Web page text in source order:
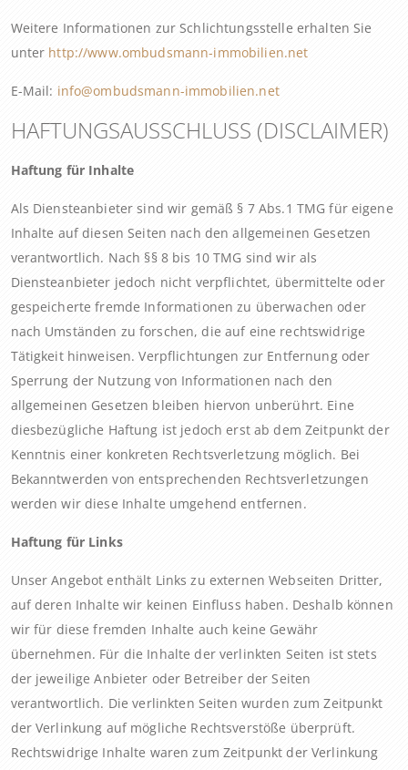
Weitere Informationen zur Schlichtungsstelle erhalten Sie
unter http://www.ombudsmann-immobilien.net
E-Mail: info@ombudsmann-immobilien.net
HAFTUNGSAUSSCHLUSS (DISCLAIMER)
Haftung für Inhalte
Als Diensteanbieter sind wir gemäß § 7 Abs.1 TMG für eigene
Inhalte auf diesen Seiten nach den allgemeinen Gesetzen
verantwortlich. Nach §§ 8 bis 10 TMG sind wir als
Diensteanbieter jedoch nicht verpflichtet, übermittelte oder
gespeicherte fremde Informationen zu überwachen oder
nach Umständen zu forschen, die auf eine rechtswidrige
Tätigkeit hinweisen. Verpflichtungen zur Entfernung oder
Sperrung der Nutzung von Informationen nach den
allgemeinen Gesetzen bleiben hiervon unberührt. Eine
diesbezügliche Haftung ist jedoch erst ab dem Zeitpunkt der
Kenntnis einer konkreten Rechtsverletzung möglich. Bei
Bekanntwerden von entsprechenden Rechtsverletzungen
werden wir diese Inhalte umgehend entfernen.
Haftung für Links
Unser Angebot enthält Links zu externen Webseiten Dritter,
auf deren Inhalte wir keinen Einfluss haben. Deshalb können
wir für diese fremden Inhalte auch keine Gewähr
übernehmen. Für die Inhalte der verlinkten Seiten ist stets
der jeweilige Anbieter oder Betreiber der Seiten
verantwortlich. Die verlinkten Seiten wurden zum Zeitpunkt
der Verlinkung auf mögliche Rechtsverstöße überprüft.
Rechtswidrige Inhalte waren zum Zeitpunkt der Verlinkung